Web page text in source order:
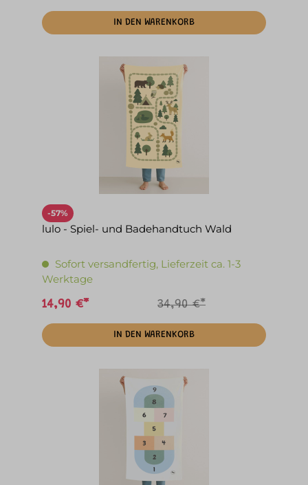
IN DEN WARENKORB
-57%
lulo - Spiel- und Badehandtuch Wald
Sofort versandfertig, Lieferzeit ca. 1-3
Werktage
14,90 €* 34,90 €*
IN DEN WARENKORB